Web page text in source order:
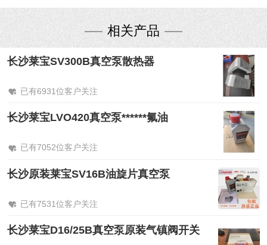
相关产品
长沙莱宝SV300B真空泵散热器
已有6931位客户关注
长沙莱宝LVO420真空泵******氟油
已有7052位客户关注
长沙原装莱宝SV16B油旋片真空泵
已有7531位客户关注
长沙莱宝D16/25B真空泵原装气镇阀开关